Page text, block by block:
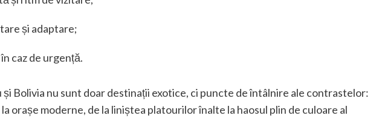
și adaptare;
caz de urgență.
și Bolivia nu sunt doar destinații exotice, ci puncte de întâlnire ale contrastelor:
orașe moderne, de la liniștea platourilor înalte la haosul plin de culoare al